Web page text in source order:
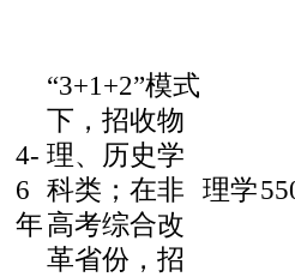
4-
6
年
“3+1+2”模式
下，招收物
理、历史学
科类；在非
高考综合改
革省份，招
理学